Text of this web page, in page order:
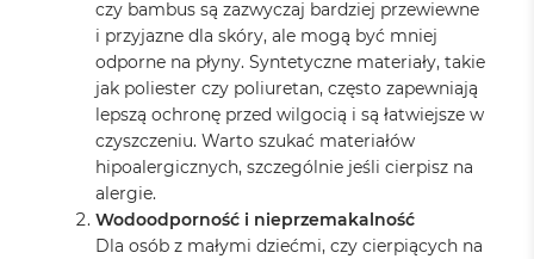
czy bambus są zazwyczaj bardziej przewiewne
i przyjazne dla skóry, ale mogą być mniej
odporne na płyny. Syntetyczne materiały, takie
jak poliester czy poliuretan, często zapewniają
lepszą ochronę przed wilgocią i są łatwiejsze w
czyszczeniu. Warto szukać materiałów
hipoalergicznych, szczególnie jeśli cierpisz na
alergie.
Wodoodporność i nieprzemakalność
Dla osób z małymi dziećmi, czy cierpiących na